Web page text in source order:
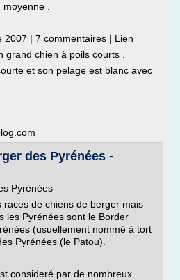
.
2007 | 7 commentaires | Lien
chien à poils courts .
et son pelage est blanc avec
des Pyrénées -
Pyrénées
races de chiens de berger mais
les Pyrénées sont le Border
(usuellement nommé à tort
Pyrénées (le Patou).
consideré par de nombreux